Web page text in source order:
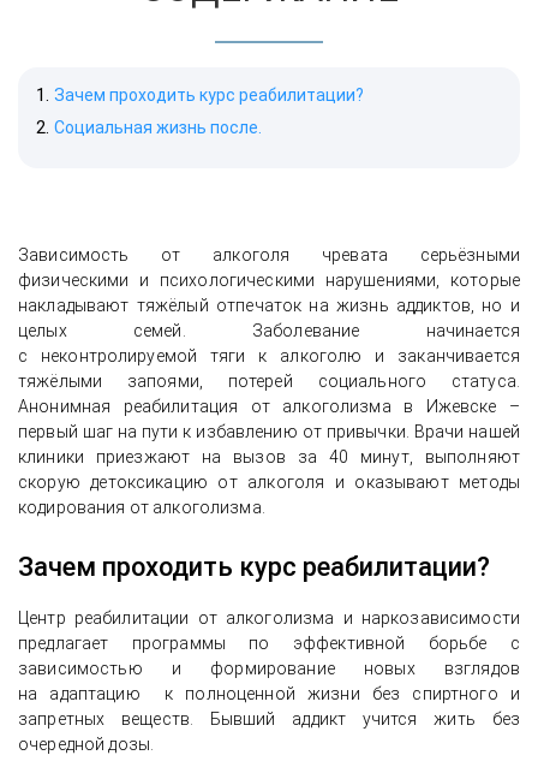
Зачем проходить курс реабилитации?
Социальная жизнь после.
Зависимость от алкоголя чревата серьёзными
физическими и психологическими нарушениями, которые
накладывают тяжёлый отпечаток на жизнь аддиктов, но и
целых семей. Заболевание начинается
с неконтролируемой тяги к алкоголю и заканчивается
тяжёлыми запоями, потерей социального статуса.
Анонимная реабилитация от алкоголизма в Ижевске –
первый шаг на пути к избавлению от привычки. Врачи нашей
клиники приезжают на вызов за 40 минут, выполняют
скорую детоксикацию от алкоголя и оказывают методы
кодирования от алкоголизма.
Зачем проходить курс реабилитации?
Центр реабилитации от алкоголизма и наркозависимости
предлагает программы по эффективной борьбе с
зависимостью и формирование новых взглядов
на адаптацию к полноценной жизни без спиртного и
запретных веществ. Бывший аддикт учится жить без
очередной дозы.